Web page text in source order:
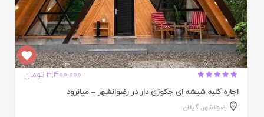
3,400,000 تومان
اجاره کلبه شیشه ای جکوزی دار در رضوانشهر – میانرود
رضوانشهر,گیلان